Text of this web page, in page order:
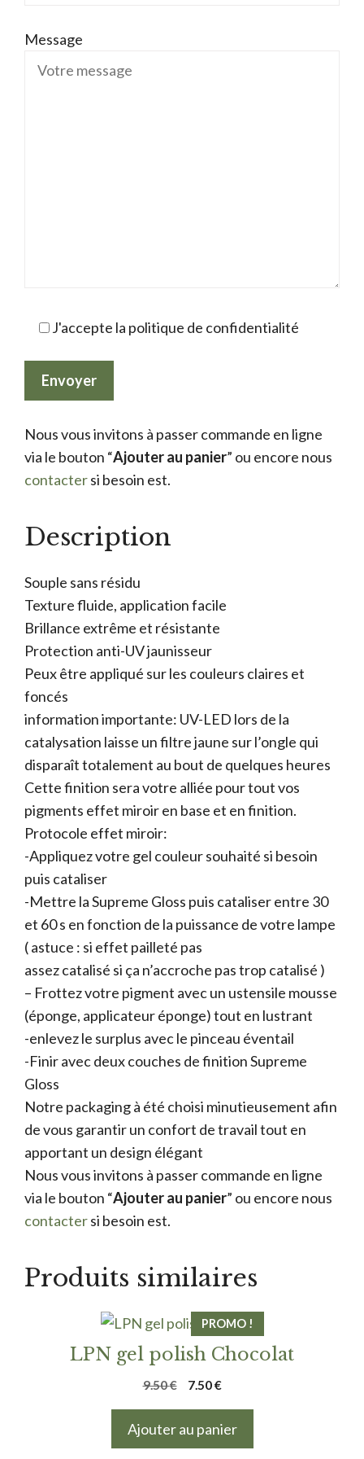
Message
J'accepte la politique de confidentialité
Nous vous invitons à passer commande en ligne
via le bouton “Ajouter au panier” ou encore nous
contactersi besoin est.
Description
Souple sans résidu
Texture fluide, application facile
Brillance extrême et résistante
Protection anti-UV jaunisseur
Peux être appliqué sur les couleurs claires et
foncés
information importante: UV-LED lors de la
catalysation laisse un filtre jaune sur l’ongle qui
disparaît totalement au bout de quelques heures
Cette finition sera votre alliée pour tout vos
pigments effet miroir en base et en finition.
Protocole effet miroir:
-Appliquez votre gel couleur souhaité si besoin
puis cataliser
-Mettre la Supreme Gloss puis cataliser entre 30
et 60 s en fonction de la puissance de votre lampe
( astuce : si effet pailleté pas
assez catalisé si ça n’accroche pas trop catalisé )
– Frottez votre pigment avec un ustensile mousse
(éponge, applicateur éponge) tout en lustrant
-enlevez le surplus avec le pinceau éventail
-Finir avec deux couches de finition Supreme
Gloss
Notre packaging à été choisi minutieusement afin
de vous garantir un confort de travail tout en
apportant un design élégant
Nous vous invitons à passer commande en ligne
via le bouton “Ajouter au panier” ou encore nous
contactersi besoin est.
Produits similaires
PROMO !
LPN gel polish Chocolat
9.50€
Le
7.50€Le
actuel
Ajouter au panier